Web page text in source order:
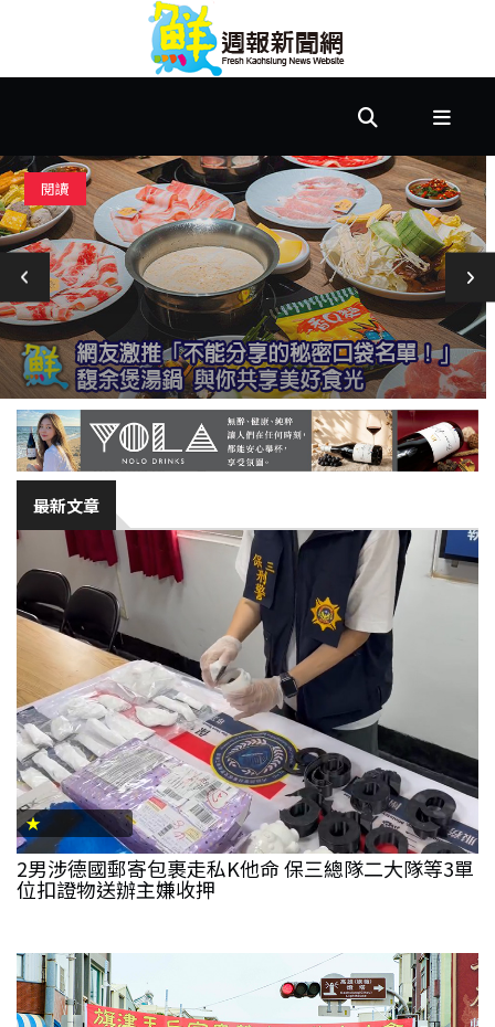
首
市
政
文
教
樂
活
居
生
活
綜
合
影
音
購
物
閱讀
最新文章
★
2男涉德國郵寄包裹走私K他命 保三總隊二大隊等3單
位扣證物送辦主嫌收押